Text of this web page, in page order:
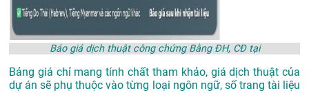
Báo giá dịch thuật công chứng Bằng ĐH, CĐ tại
Bảng giá chỉ mang tính chất tham khảo, giá dịch thuật của
dự án sẽ phụ thuộc vào từng loại ngôn ngữ, số trang tài liệu